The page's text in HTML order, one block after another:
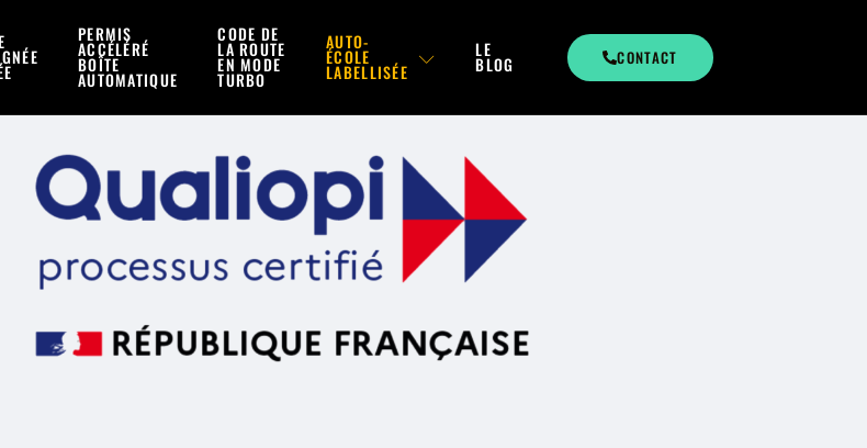
PERMIS
ACCÉLÉRÉ
BOÎTE
AUTOMATIQUE
CODE DE
LA ROUTE
EN MODE
TURBO
AUTO-
ÉCOLE
LABELLISÉE
LE
BLOG CONTACT